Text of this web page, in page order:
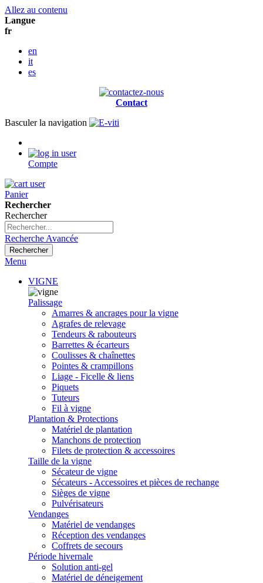
Allez au contenu
Langue
fr
en
it
es
Contact
Basculer la navigation
Compte
Panier
Rechercher
Rechercher
Recherche Avancée
Rechercher
Menu
VIGNE
Palissage
Amarres & ancrages pour la vigne
Agrafes de relevage
Tendeurs & rabouteurs
Barrettes & écarteurs
Coulisses & chaînettes
Pointes & crampillons
Liage - Ficelle & liens
Piquets
Tuteurs
Fil à vigne
Plantation & Protections
Matériel de plantation
Manchons de protection
Filets de protection & accessoires
Taille de la vigne
Sécateur de vigne
Sécateurs - Accessoires et pièces de rechange
Sièges de vigne
Pulvérisateurs
Vendanges
Matériel de vendanges
Réception des vendanges
Coffrets de secours
Période hivernale
Solution anti-gel
Matériel de déneigement